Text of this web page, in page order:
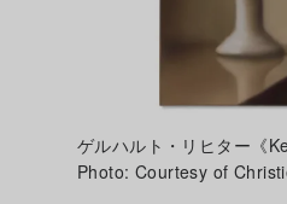
ゲルハルト・リヒター《
Photo: Courtesy of